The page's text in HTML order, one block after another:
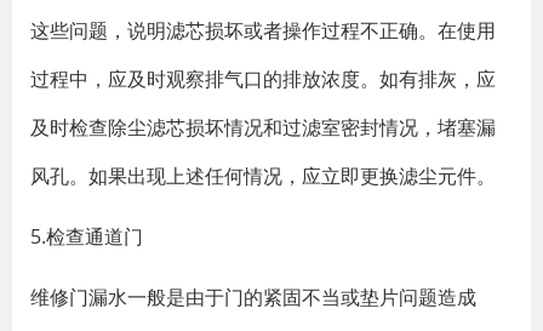
这些问题，说明滤芯损坏或者操作过程不正确。在使用
过程中，应及时观察排气口的排放浓度。如有排灰，应
及时检查除尘滤芯损坏情况和过滤室密封情况，堵塞漏
风孔。如果出现上述任何情况，应立即更换滤尘元件。
5.检查通道门
维修门漏水一般是由于门的紧固不当或垫片问题造成